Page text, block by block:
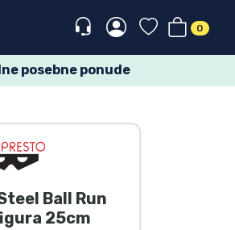
0
posebne ponude
Ball Run
25cm